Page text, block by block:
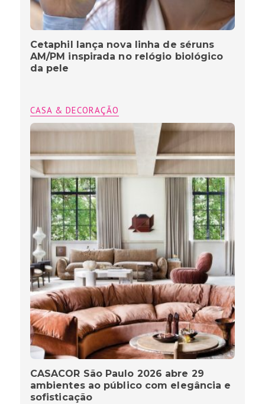
Cetaphil lança nova linha de séruns
AM/PM inspirada no relógio biológico
da pele
CASA & DECORAÇÃO
CASACOR São Paulo 2026 abre 29
ambientes ao público com elegância e
sofisticação